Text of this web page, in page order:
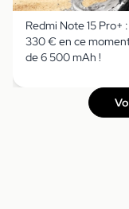
Redmi Note 15 Pro+
330 € en ce
de 6 500 mAh !